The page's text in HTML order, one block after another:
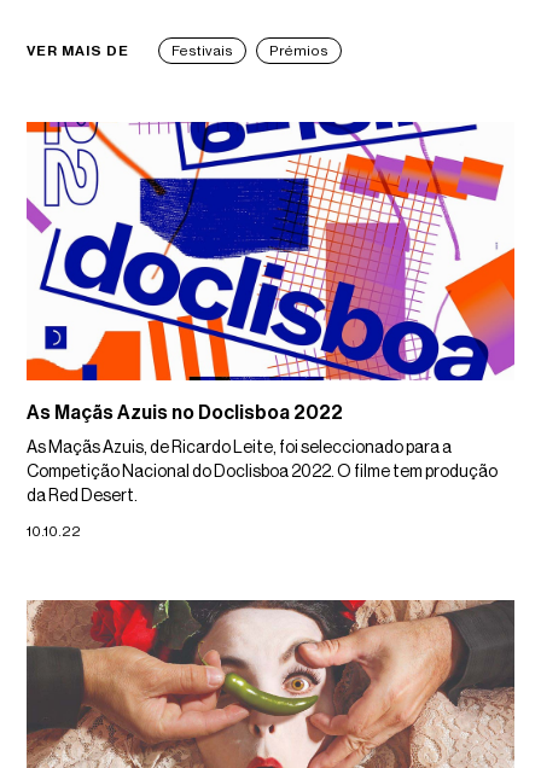
VER MAIS DE Festivais Prémios
As Maçãs Azuis no Doclisboa 2022
As Maçãs Azuis, de Ricardo Leite, foi seleccionado para a
Competição Nacional do Doclisboa 2022. O filme tem produção
da Red Desert.
10.10.22